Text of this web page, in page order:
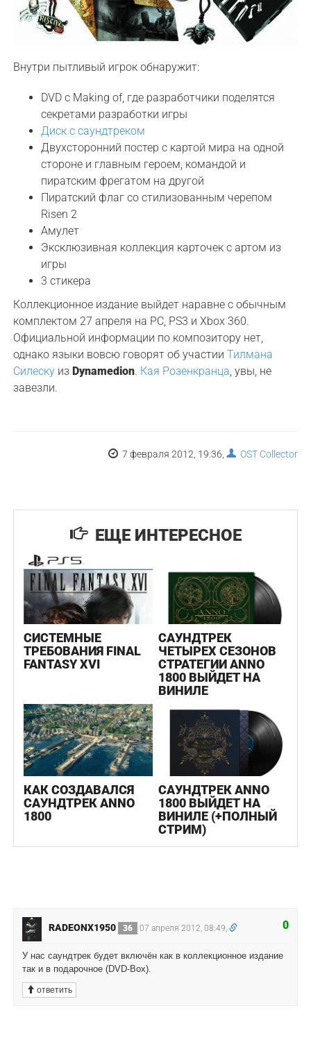
Внутри пытливый игрок обнаружит:
DVD с Making of, где разработчики поделятся
секретами разработки игры
Диск с саундтреком
Двухсторонний постер с картой мира на одной
стороне и главным героем, командой и
пиратским фрегатом на другой
Пиратский флаг со стилизованным черепом
Risen 2
Амулет
Эксклюзивная коллекция карточек с артом из
игры
3 стикера
Коллекционное издание выйдет наравне с обычным
комплектом 27 апреля на PC, PS3 и Xbox 360.
Официальной информации по композитору нет,
однако языки вовсю говорят об участииТилмана
Силеску изDynamedion. Кая Розенкранца, увы, не
завезли.
7 февраля 2012, 19:36, OST Collector
ЕЩЕ ИНТЕРЕСНОЕ
СИСТЕМНЫЕ
ТРЕБОВАНИЯ FINAL
FANTASY XVI
САУНДТРЕК
ЧЕТЫРЕХ СЕЗОНОВ
СТРАТЕГИИ ANNO
1800 ВЫЙДЕТ НА
ВИНИЛЕ
КАК СОЗДАВАЛСЯ
САУНДТРЕК ANNO
1800
САУНДТРЕК ANNO
1800 ВЫЙДЕТ НА
ВИНИЛЕ (+ПОЛНЫЙ
СТРИМ)
0
RADEONX1950 36 07 апреля 2012, 08:49,
У нас саундтрек будет включён как в коллекционное издание
так и в подарочное (DVD-Box).
ответить